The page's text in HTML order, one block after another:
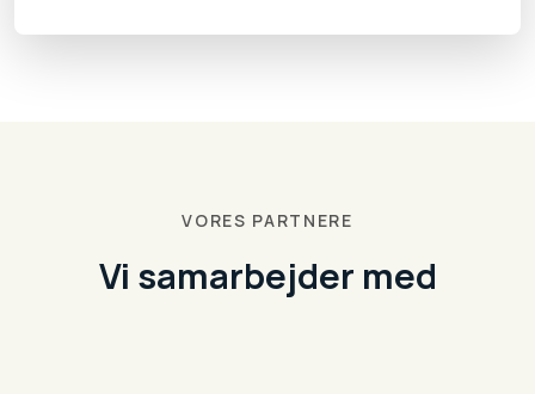
VORES PARTNERE
Vi samarbejder med